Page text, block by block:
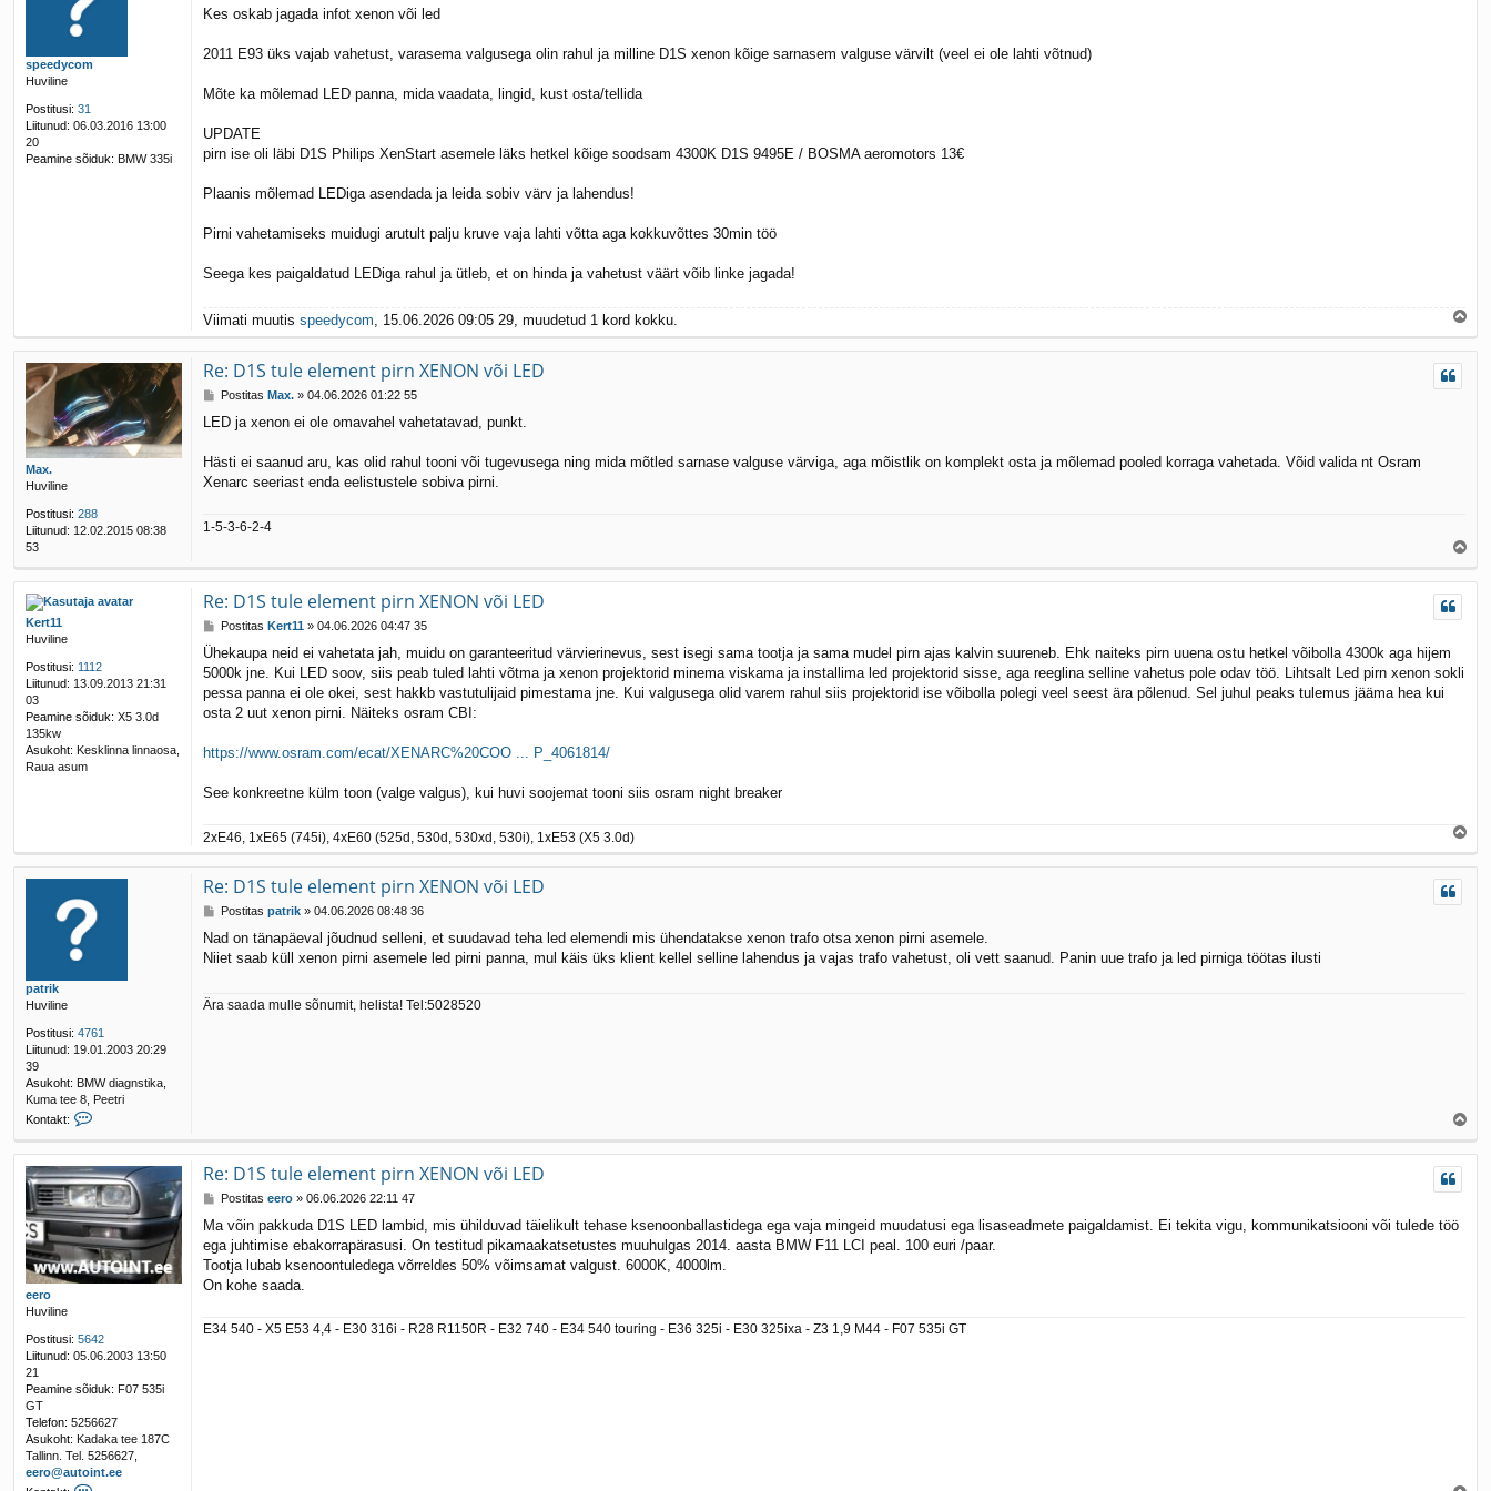
speedycom
Huviline
Postitusi: 31
Liitunud: 06.03.2016 13:00
20
Peamine sõiduk: BMW 335i
s
i
u
s
Kes oskab jagada infot xenon või led
2011 E93 üks vajab vahetust, varasema valgusega olin rahul ja milline D1S xenon kõige sarnasem valguse värvilt (veel ei ole lahti võtnud)
Mõte ka mõlemad LED panna, mida vaadata, lingid, kust osta/tellida
UPDATE
pirn ise oli läbi D1S Philips XenStart asemele läks hetkel kõige soodsam 4300K D1S 9495E / BOSMA aeromotors 13€
Plaanis mõlemad LEDiga asendada ja leida sobiv värv ja lahendus!
Pirni vahetamiseks muidugi arutult palju kruve vaja lahti võtta aga kokkuvõttes 30min töö
Seega kes paigaldatud LEDiga rahul ja ütleb, et on hinda ja vahetust väärt võib linke jagada!
Viimati muutis speedycom, 15.06.2026 09:05 29, muudetud 1 kord kokku.
l
e
Max.
Huviline
Postitusi: 288
Liitunud: 12.02.2015 08:38
53
Re: D1S tule element pirn XENON või LED
P
s
i
t
Postitas Max.» 04.06.2026 01:22 55
LED ja xenon ei ole omavahel vahetatavad, punkt.
Hästi ei saanud aru, kas olid rahul tooni või tugevusega ning mida mõtled sarnase valguse värviga, aga mõistlik on komplekt osta ja mõlemad pooled korraga vahetada. Võid valida nt Osram
Xenarc seeriast enda eelistustele sobiva pirni.
1-5-3-6-2-4
e
Kert11
Huviline
Postitusi: 1112
Liitunud: 13.09.2013 21:31
03
Peamine sõiduk: X5 3.0d
135kw
Asukoht: Kesklinna linnaosa,
Raua asum
Re: D1S tule element pirn XENON või LED
P
s
t
i
t
Postitas Kert11» 04.06.2026 04:47 35
Ühekaupa neid ei vahetata jah, muidu on garanteeritud värvierinevus, sest isegi sama tootja ja sama mudel pirn ajas kalvin suureneb. Ehk naiteks pirn uuena ostu hetkel võibolla 4300k aga hijem
5000k jne. Kui LED soov, siis peab tuled lahti võtma ja xenon projektorid minema viskama ja installima led projektorid sisse, aga reeglina selline vahetus pole odav töö. Lihtsalt Led pirn xenon sokli
pessa panna ei ole okei, sest hakkb vastutulijaid pimestama jne. Kui valgusega olid varem rahul siis projektorid ise võibolla polegi veel seest ära põlenud. Sel juhul peaks tulemus jääma hea kui
osta 2 uut xenon pirni. Näiteks osram CBI:
https://www.osram.com/ecat/XENARC%20COO ... P_4061814/
See konkreetne külm toon (valge valgus), kui huvi soojemat tooni siis osram night breaker
2xE46, 1xE65 (745i), 4xE60 (525d, 530d, 530xd, 530i), 1xE53 (X5 3.0d)
l
e
patrik
Huviline
Postitusi: 4761
Liitunud: 19.01.2003 20:29
39
Asukoht: BMW diagnstika,
Kuma tee 8, Peetri
Kontakt:
a
ü
h
e
n
d
u
s
t
r
k
Re: D1S tule element pirn XENON või LED
P
s
t
u
Postitas patrik» 04.06.2026 08:48 36
Nad on tänapäeval jõudnud selleni, et suudavad teha led elemendi mis ühendatakse xenon trafo otsa xenon pirni asemele.
Niiet saab küll xenon pirni asemele led pirni panna, mul käis üks klient kellel selline lahendus ja vajas trafo vahetust, oli vett saanud. Panin uue trafo ja led pirniga töötas ilusti
Ära saada mulle sõnumit, helista! Tel:5028520
e
eero
Huviline
Postitusi: 5642
Liitunud: 05.06.2003 13:50
21
Peamine sõiduk: F07 535i
GT
Telefon: 5256627
Asukoht: Kadaka tee 187C
Tallinn. Tel. 5256627,
eero@autoint.ee
Re: D1S tule element pirn XENON või LED
P
s
t
i
t
Postitas eero» 06.06.2026 22:11 47
Ma võin pakkuda D1S LED lambid, mis ühilduvad täielikult tehase ksenoonballastidega ega vaja mingeid muudatusi ega lisaseadmete paigaldamist. Ei tekita vigu, kommunikatsiooni või tulede töö
ega juhtimise ebakorrapärasusi. On testitud pikamaakatsetustes muuhulgas 2014. aasta BMW F11 LCI peal. 100 euri /paar.
Tootja lubab ksenoontuledega võrreldes 50% võimsamat valgust. 6000K, 4000lm.
On kohe saada.
E34 540 - X5 E53 4,4 - E30 316i - R28 R1150R - E32 740 - E34 540 touring - E36 325i - E30 325ixa - Z3 1,9 M44 - F07 535i GT